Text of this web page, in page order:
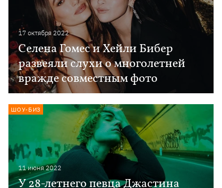
17 октября 2022
Селена Гомес и Хейли Бибер
развеяли слухи о многолетней
вражде совместным фото
11 июня 2022
У 28-летнего певца Джастина
ШОУ-БИЗ